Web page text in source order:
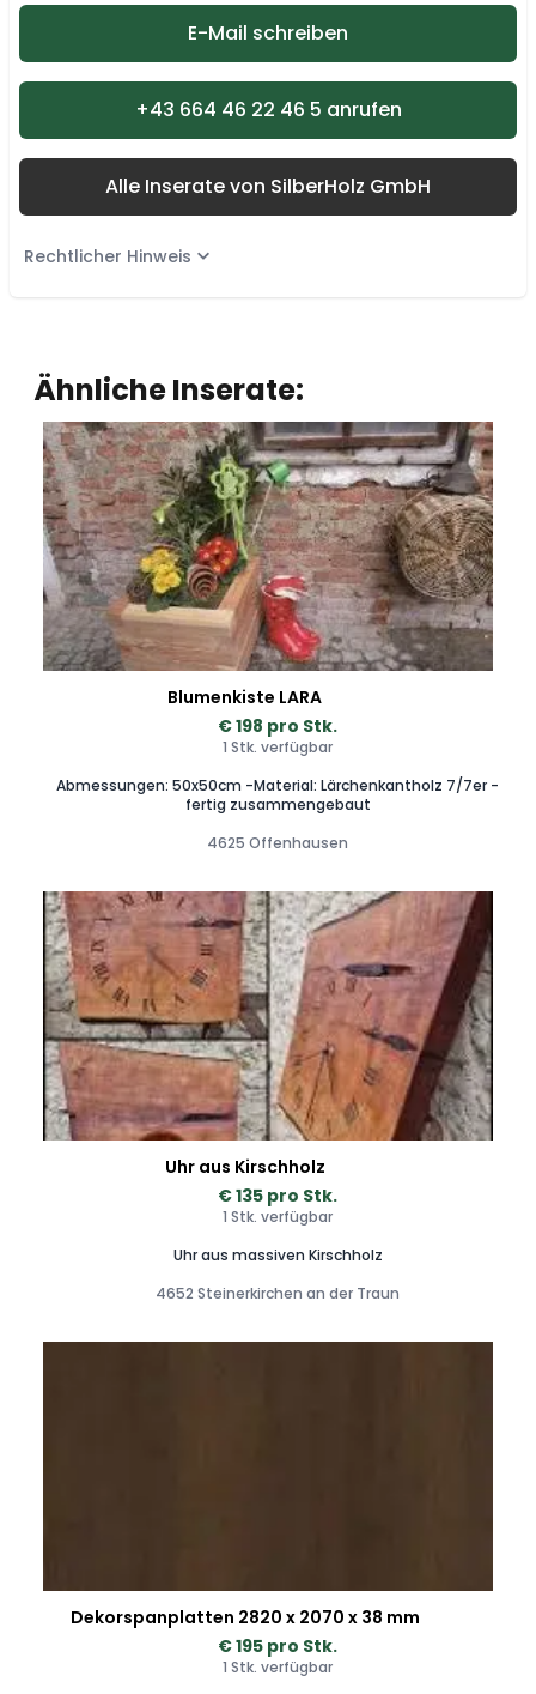
E-Mail schreiben
+43 664 46 22 46 5 anrufen
Alle Inserate von SilberHolz GmbH
Rechtlicher Hinweis
Ähnliche Inserate:
Blumenkiste LARA
€ 198 pro Stk.
1 Stk. verfügbar
Abmessungen: 50x50cm -Material: Lärchenkantholz 7/7er -
fertig zusammengebaut
4625 Offenhausen
Uhr aus Kirschholz
€ 135 pro Stk.
1 Stk. verfügbar
Uhr aus massiven Kirschholz
4652 Steinerkirchen an der Traun
Dekorspanplatten 2820 x 2070 x 38 mm
€ 195 pro Stk.
1 Stk. verfügbar